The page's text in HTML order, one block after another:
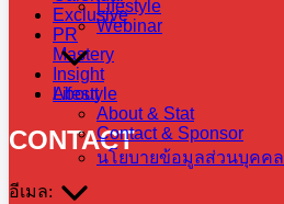
Lifestyle
Webinar
About
About & Stat
Contact & Sponsor
นโยบายข้อมูลส่วนบุคคล
Exclusive
PR
Mastery
Insight
Lifestyle
CONTACT
อีเมล: